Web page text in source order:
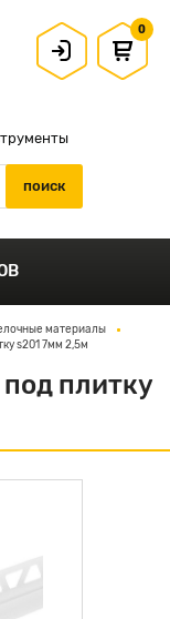
0
материалы
s201 7мм 2,5м
плитку